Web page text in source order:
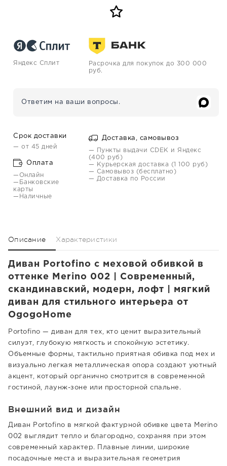
Яндекс Сплит
Расрочка для покупок до 300 000
руб.
Ответим на ваши вопросы.
Срок доставки
— от 45 дней
Оплата
—Онлайн
—Банковские
карты
—Наличные
Доставка, самовывоз
— Пункты выдачи CDEK и Яндекс
(400 руб)
— Курьерская доставка (1 100 руб)
— Самовывоз (бесплатно)
— Доставка по России
Описание Характеристики
Диван Portofino с меховой обивкой в
оттенке Merino 002 | Современный,
скандинавский, модерн, лофт | мягкий
диван для стильного интерьера от
OgogoHome
Portofino — диван для тех, кто ценит выразительный
силуэт, глубокую мягкость и спокойную эстетику.
Объемные формы, тактильно приятная обивка под мех и
визуально легкая металлическая опора создают уютный
акцент, который органично смотрится в современной
гостиной, лаунж-зоне или просторной спальне.
Внешний вид и дизайн
Диван Portofino в мягкой фактурной обивке цвета Merino
002 выглядит тепло и благородно, сохраняя при этом
современный характер. Плавные линии, широкие
посадочные места и выразительная геометрия